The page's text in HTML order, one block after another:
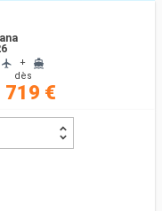
+
dès
719 €